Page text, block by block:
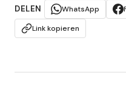
DELEN WhatsApp
Link kopieren